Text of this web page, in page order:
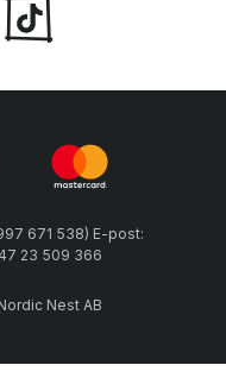
671 538) E-post:
23 509 366
Nest AB